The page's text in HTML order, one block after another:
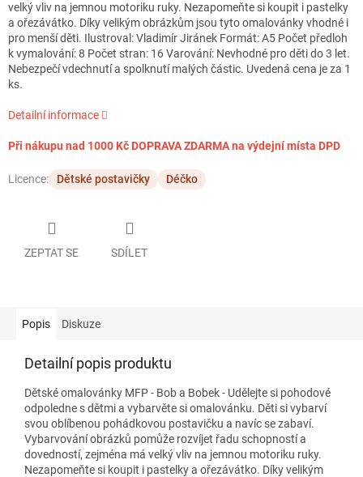
velký vliv na jemnou motoriku ruky. Nezapomeňte si koupit i pastelky
a ořezávátko. Díky velikým obrázkům jsou tyto omalovánky vhodné i
pro menší děti. Ilustroval: Vladimír Jiránek Formát: A5 Počet předloh
k vymalování: 8 Počet stran: 16 Varování: Nevhodné pro děti do 3 let.
Nebezpečí vdechnutí a spolknutí malých částic. Uvedená cena je za 1
ks.
Detailní informace
Při nákupu nad 1000 Kč DOPRAVA ZDARMA na výdejní místa DPD
Licence: Dětské postavičky Déčko
ZEPTAT SE SDÍLET
Popis Diskuze
Detailní popis produktu
Dětské omalovánky MFP - Bob a Bobek - Udělejte si pohodové
odpoledne s dětmi a vybarvěte si omalovánku. Děti si vybarví
svou oblíbenou pohádkovou postavičku a navíc se zabaví.
Vybarvování obrázků pomůže rozvíjet řadu schopností a
dovedností, zejména má velký vliv na jemnou motoriku ruky.
Nezapomeňte si koupit i pastelky a ořezávátko. Díky velikým